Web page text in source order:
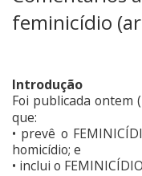
feminicídio
Introdução
Foi publicada ontem
que:
• prevê o
homicídio; e
• inclui o